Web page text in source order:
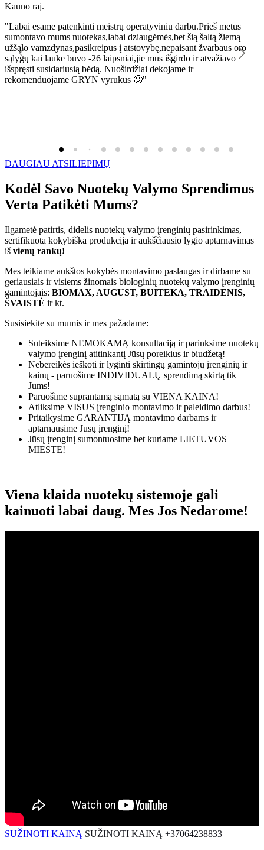
Kauno raj.
"Labai esame patenkinti meistrų operatyviniu darbu.Prieš metus
sumontavo mums nuotekas,labai dziaugėmės,bet šią šaltą žiemą
užšąlo vamzdynas,pasikreipus į atstovybę,nepaisant žvarbaus oro
sąlygų kai lauke buvo -26 laipsniai,jie mus išgirdo ir atvažiavo
išspręsti susidariusią bėdą. Nuoširdžiai dekojame ir
rekomenduojame GRYN vyrukus 🙂"
DAUGIAU ATSILIEPIMŲ
Kodėl Savo Nuotekų Valymo Sprendimus
Verta Patikėti Mums?
Ilgametė patirtis, didelis nuotekų valymo įrenginių pasirinkimas,
sertifikuota kokybiška produkcija ir aukščiausio lygio aptarnavimas
iš vienų rankų!
Mes teikiame aukštos kokybės montavimo paslaugas ir dirbame su
geriausiais ir visiems žinomais biologinių nuotekų valymo įrenginių
gamintojais: BIOMAX, AUGUST, BUITEKA, TRAIDENIS,
ŠVAISTĖ ir kt.
Susisiekite su mumis ir mes pažadame:
Suteiksime NEMOKAMĄ konsultaciją ir parinksime nuotekų
valymo įrenginį atitinkantį Jūsų poreikius ir biudžetą!
Nebereikės ieškoti ir lyginti skirtingų gamintojų įrenginių ir
kainų - paruošime INDIVIDUALŲ sprendimą skirtą tik
Jums!
Paruošime suprantamą sąmatą su VIENA KAINA!
Atliksime VISUS įrenginio montavimo ir paleidimo darbus!
Pritaikysime GARANTIJĄ montavimo darbams ir
aptarnausime Jūsų įrenginį!
Jūsų įrenginį sumontuosime bet kuriame LIETUVOS
MIESTE!
Viena klaida nuotekų sistemoje gali
kainuoti labai daug. Mes Jos Nedarome!
SUŽINOTI KAINĄ SUŽINOTI KAINĄ +37064238833